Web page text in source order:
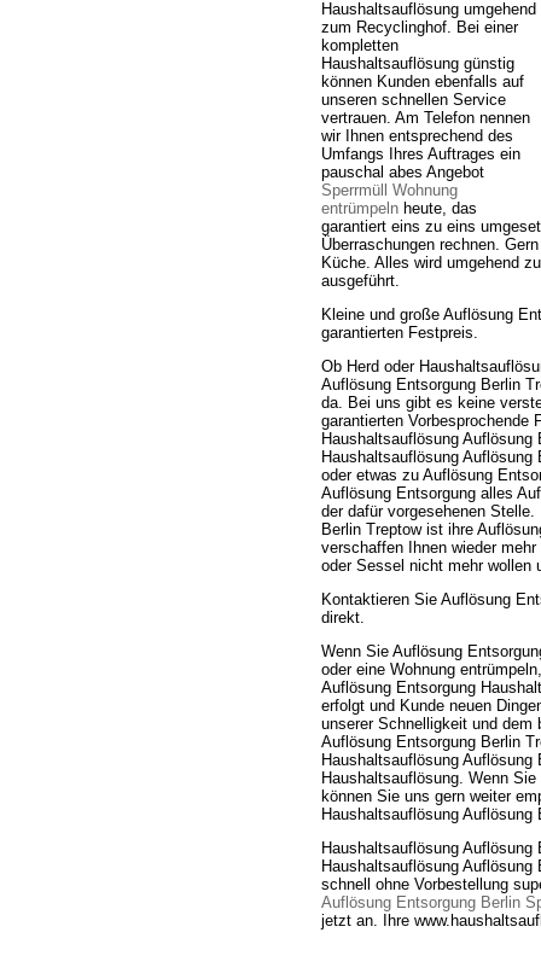
Haushaltsauflösung umgehend
zum Recyclinghof. Bei einer
kompletten
Haushaltsauflösung günstig
können Kunden ebenfalls auf
unseren schnellen Service
vertrauen. Am Telefon nennen
wir Ihnen entsprechend des
Umfangs Ihres Auftrages ein
pauschal abes Angebot
Sperrmüll Wohnung
entrümpeln heute, das
garantiert eins zu eins
Überraschungen rechnen.
Küche. Alles wird umgehend
ausgeführt.
Kleine und große Auflösung
garantierten Festpreis.
Ob Herd oder
Auflösung Entsorgung Berlin
da. Bei uns gibt es keine
garantierten Vorbesprochende
Haushaltsauflösung
Haushaltsauflösung
oder etwas zu Auflösung
Auflösung Entsorgung alles
der dafür vorgesehenen
Berlin Treptow ist ihre
verschaffen Ihnen wieder
oder Sessel nicht mehr wollen
Kontaktieren Sie Auflösung
direkt.
Wenn Sie Auflösung
oder eine Wohnung
Auflösung Entsorgung
erfolgt und Kunde neuen
unserer Schnelligkeit und dem
Auflösung Entsorgung Berlin
Haushaltsauflösung
Haushaltsauflösung. Wenn
können Sie uns gern weiter
Haushaltsauflösung
Haushaltsauflösung
Haushaltsauflösung
schnell ohne Vorbestellung
Auflösung Entsorgung Berlin
jetzt an. Ihre